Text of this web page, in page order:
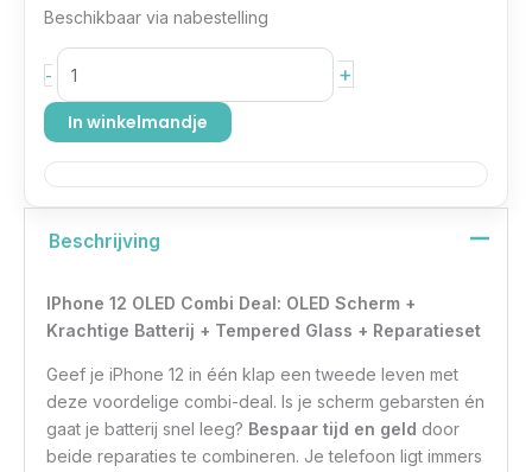
Beschikbaar via nabestelling
- +
In winkelmandje
Beschrijving
IPhone 12 OLED Combi Deal: OLED Scherm +
Krachtige Batterij + Tempered Glass + Reparatieset
Geef je iPhone 12 in één klap een tweede leven met
deze voordelige combi-deal. Is je scherm gebarsten én
gaat je batterij snel leeg? Bespaar tijd en geld door
beide reparaties te combineren. Je telefoon ligt immers